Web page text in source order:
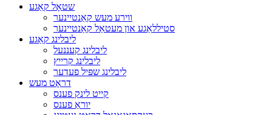
שטאָל קאַגע
ווירע מעש קאַנטיינער
סטיללאַגע און מעטאַל קאַנטיינער
ליבלינג קאַגע
ליבלינג קעננעל
ליבלינג קרייץ
ליבלינג שפּיל פעדער
דראָט מעש
קייט לינק פענס
יוראַ פענס